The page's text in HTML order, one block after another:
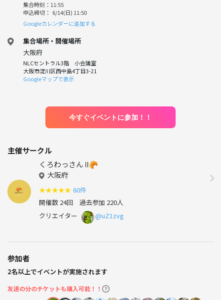
集合時刻：11:55
申込締切： 6/14(日) 11:50
Googleカレンダーに追加する
集合場所・開催場所
大阪府
NLCセントラル3階 小会議室
大阪市淀川区西中島4丁目3-21
Googleマップで表示
今すぐイベントに参加！！
主催サークル
くろわっさん Ⅱ🥐
大阪府
★★★★★ 60件
開催数 24回 過去参加 220人
クリエイター
@uZ1zvg
参加者
2名以上でイベントが実施されます
友達の分のチケットも購入可能！！